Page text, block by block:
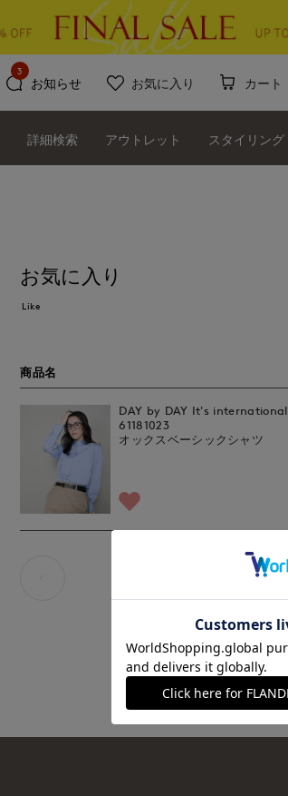
お知らせ
3
お気に入り カート
詳細検索 アウトレット スタイリング
お気に入り
Like
商品名
DAY by DAY It's international
61181023
オックスベーシックシャツ